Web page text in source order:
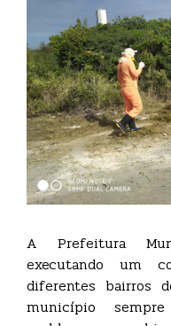
A Prefeitura
executando um
diferentes bairros
município